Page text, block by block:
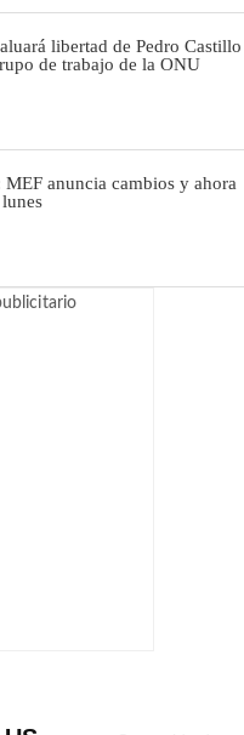
libertad de Pedro Castillo
de trabajo de la ONU
MEF anuncia cambios y ahora